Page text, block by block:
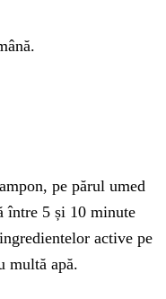
pe părul umed
între 5 și 10 minute
active pe
multă apă.